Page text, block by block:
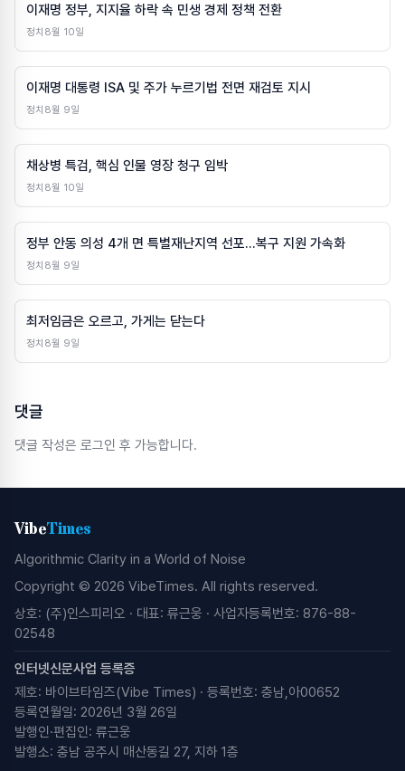
이재명 정부, 지지율 하락 속 민생 경제 정책 전환
정치 8월 10일
이재명 대통령 ISA 및 주가 누르기법 전면 재검토 지시
정치 8월 9일
채상병 특검, 핵심 인물 영장 청구 임박
정치 8월 10일
정부 안동 의성 4개 면 특별재난지역 선포…복구 지원 가속화
정치 8월 9일
최저임금은 오르고, 가게는 닫는다
정치 8월 9일
댓글
댓글 작성은 로그인 후 가능합니다.
VibeTimes
Algorithmic Clarity in a World of Noise
Copyright © 2026 VibeTimes. All rights reserved.
상호: (주)인스피리오 · 대표: 류근웅 · 사업자등록번호: 876-88-
02548
인터넷신문사업 등록증
제호: 바이브타임즈(Vibe Times) · 등록번호: 충남,아00652
등록연월일: 2026년 3월 26일
발행인·편집인: 류근웅
발행소: 충남 공주시 매산동길 27, 지하 1층